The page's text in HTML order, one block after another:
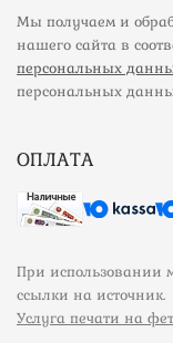
Мы получаем и
нашего сайта в
персональных
персональных
ОПЛАТА
При использовании
ссылки на источник.
Услуга печати на